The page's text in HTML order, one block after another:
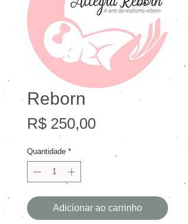
Reborn
R$ 250,00Preço
Quantidade *
Adicionar ao carrinho